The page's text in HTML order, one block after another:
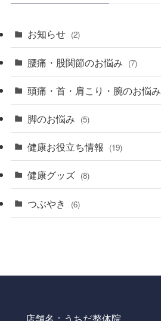
お知らせ (2)
腰痛・股関節のお悩み (7)
頭痛・首・肩こり・腕のお悩み
脚のお悩み (5)
健康お役立ち情報 (19)
健康グッズ (8)
つぶやき (6)
店舗名：うちだ整体院